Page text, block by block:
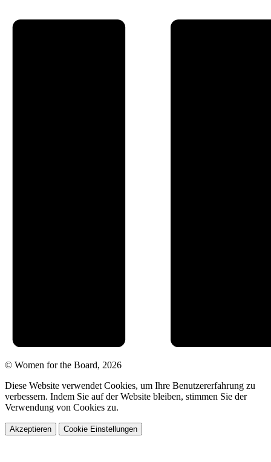
© Women for the Board, 2026
Diese Website verwendet Cookies, um Ihre Benutzererfahrung zu
verbessern. Indem Sie auf der Website bleiben, stimmen Sie der
Verwendung von Cookies zu.
Akzeptieren Cookie Einstellungen